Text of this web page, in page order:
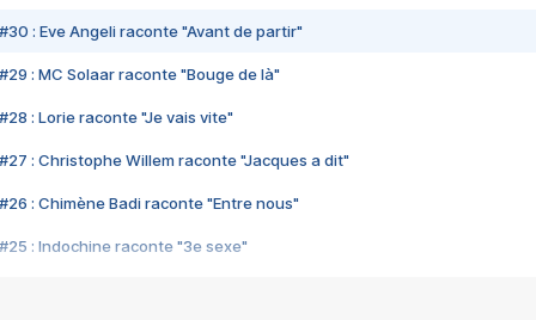
#30 : Eve Angeli raconte "Avant de partir"
#29 : MC Solaar raconte "Bouge de là"
#28 : Lorie raconte "Je vais vite"
#27 : Christophe Willem raconte "Jacques a dit"
#26 : Chimène Badi raconte "Entre nous"
#25 : Indochine raconte "3e sexe"